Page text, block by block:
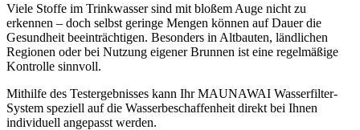
Viele Stoffe im Trinkwasser sind mit bloßem Auge nicht zu
erkennen – doch selbst geringe Mengen können auf Dauer die
Gesundheit beeinträchtigen. Besonders in Altbauten, ländlichen
Regionen oder bei Nutzung eigener Brunnen ist eine regelmäßige
Kontrolle sinnvoll.
Mithilfe des Testergebnisses kann Ihr MAUNAWAI Wasserfilter-
System speziell auf die Wasserbeschaffenheit direkt bei Ihnen
individuell angepasst werden.